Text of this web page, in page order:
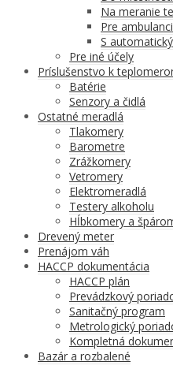
Na meranie
Pre
S
Pre iné účely
Príslušenstvo k
Batérie
Senzory a čidlá
Ostatné meradlá
Tlakomery
Barometre
Zrážkomery
Vetromery
Elektromeradlá
Testery alkoholu
Hĺbkomery a
Drevený meter
Prenájom váh
HACCP dokumentácia
HACCP plán
Prevádzkový
Sanitačný program
Metrologický
Kompletná
Bazár a rozbalené